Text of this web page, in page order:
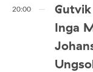
20:00
Inga